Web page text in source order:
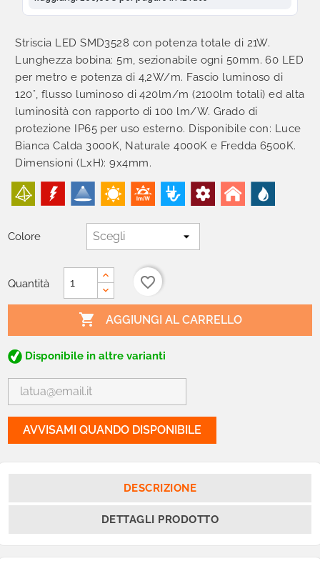
Striscia LED SMD3528 con potenza totale di 21W.
Lunghezza bobina: 5m, sezionabile ogni 50mm. 60 LED
per metro e potenza di 4,2W/m. Fascio luminoso di
120°, flusso luminoso di 420lm/m (2100lm totali) ed alta
luminosità con rapporto di 100 lm/W. Grado di
protezione IP65 per uso esterno. Disponibile con: Luce
Bianca Calda 3000K, Naturale 4000K e Fredda 6500K.
Dimensioni (LxH): 9x4mm.
Colore
Quantità
 AGGIUNGI AL CARRELLO
favorite_border
Disponibile in altre varianti
AVVISAMI QUANDO DISPONIBILE
DESCRIZIONE
DETTAGLI PRODOTTO